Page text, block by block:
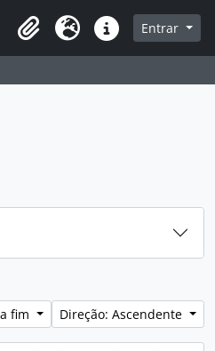
Idioma Ligações rápidas
Entrar
fim
Direção: Ascendente